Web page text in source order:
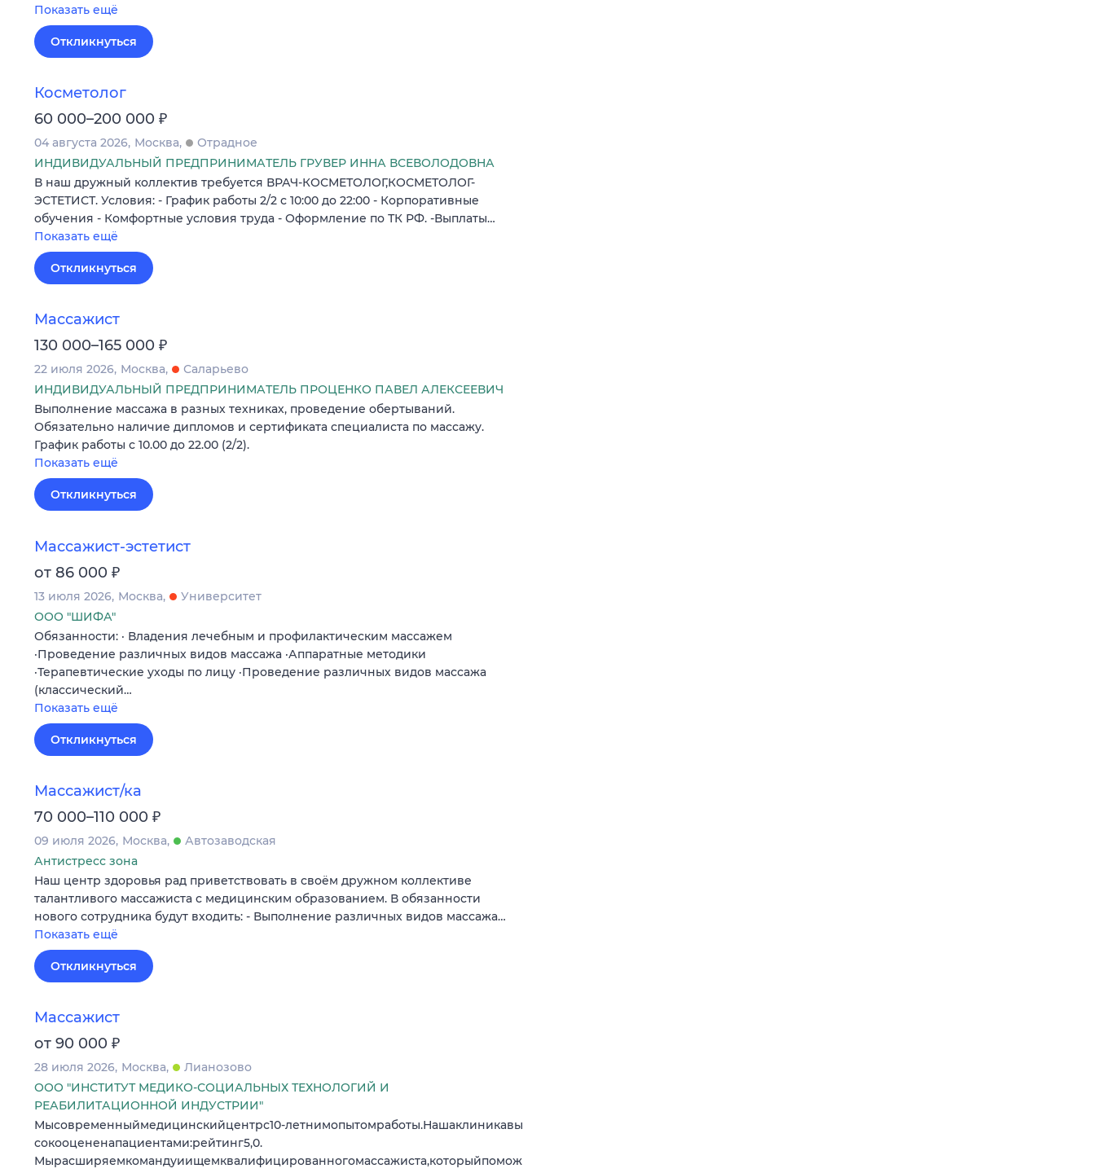
Показать ещё
Откликнуться
Косметолог
60 000–200 000 ₽
04 августа 2026 Москва
Отрадное
ИНДИВИДУАЛЬНЫЙ ПРЕДПРИНИМАТЕЛЬ ГРУВЕР ИННА ВСЕВОЛОДОВНА
В наш дружный коллектив требуется ВРАЧ-КОСМЕТОЛОГ,КОСМЕТОЛОГ-
ЭСТЕТИСТ. Условия: - График работы 2/2 с 10:00 до 22:00 - Корпоративные
обучения - Комфортные условия труда - Оформление по ТК РФ. -Выплаты…
Показать ещё
Откликнуться
Массажист
130 000–165 000 ₽
22 июля 2026 Москва
Саларьево
ИНДИВИДУАЛЬНЫЙ ПРЕДПРИНИМАТЕЛЬ ПРОЦЕНКО ПАВЕЛ АЛЕКСЕЕВИЧ
Выполнение массажа в разных техниках, проведение обертываний.
Обязательно наличие дипломов и сертификата специалиста по массажу.
График работы с 10.00 до 22.00 (2/2).
Показать ещё
Откликнуться
Массажист-эстетист
от 86 000 ₽
13 июля 2026 Москва
Университет
ООО "ШИФА"
Обязанности: · Владения лечебным и профилактическим массажем
·Проведение различных видов массажа ·Аппаратные методики
·Терапевтические уходы по лицу ·Проведение различных видов массажа
(классический…
Показать ещё
Откликнуться
Массажист/ка
70 000–110 000 ₽
09 июля 2026 Москва
Автозаводская
Антистресс зона
Наш центр здоровья рад приветствовать в своём дружном коллективе
талантливого массажиста с медицинским образованием. В обязанности
нового сотрудника будут входить: - Выполнение различных видов массажа…
Показать ещё
Откликнуться
Массажист
от 90 000 ₽
28 июля 2026 Москва
Лианозово
ООО "ИНСТИТУТ МЕДИКО-СОЦИАЛЬНЫХ ТЕХНОЛОГИЙ И
РЕАБИЛИТАЦИОННОЙ ИНДУСТРИИ"
Мысовременныймедицинскийцентрс10‑летнимопытомработы.Нашаклиникавы
сокооцененапациентами:рейтинг5,0.
Мырасширяемкомандуиищемквалифицированногомассажиста,которыйпомож